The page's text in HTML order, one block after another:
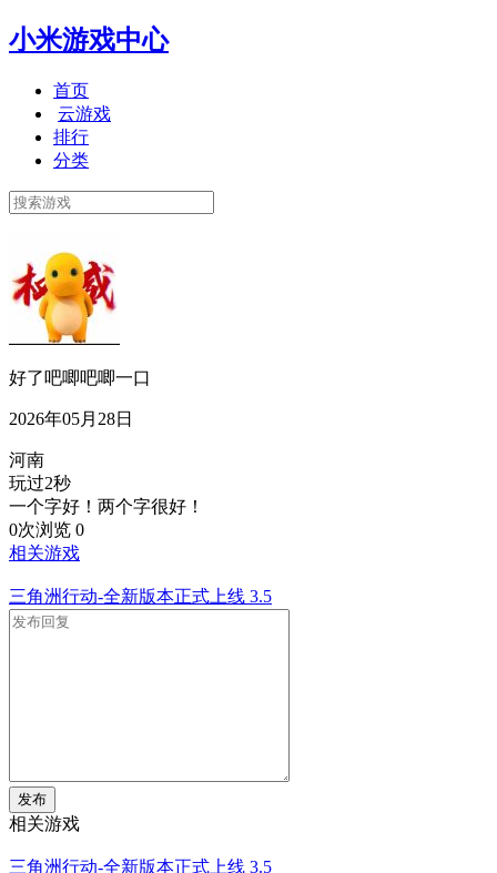
小米游戏中心
首页
云游戏
排行
分类
好了吧唧吧唧一口
2026年05月28日
河南
玩过2秒
一个字好！两个字很好！
0次浏览 0
相关游戏
三角洲行动-全新版本正式上线 3.5
发布
相关游戏
三角洲行动-全新版本正式上线 3.5